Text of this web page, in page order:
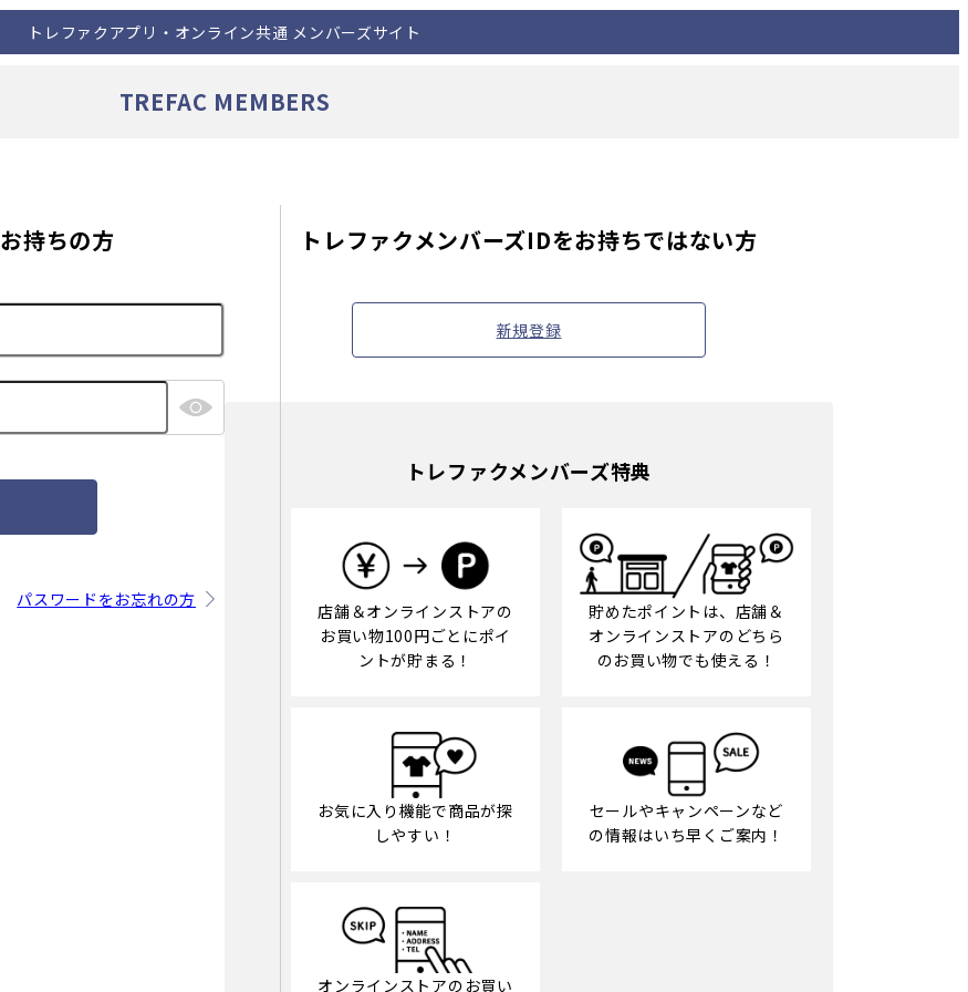
トレファクアプリ・オンライン共通 メンバーズサイト
TREFAC MEMBERS
お持ちの方
パスワードをお忘れの方
トレファクメンバーズIDをお持ちではない方
新規登録
トレファクメンバーズ特典
店舗＆オンラインストアの
お買い物100円ごとにポイ
ントが貯まる！
貯めたポイントは、店舗＆
オンラインストアのどちら
のお買い物でも使える！
お気に入り機能で商品が探
しやすい！
セールやキャンペーンなど
の情報はいち早くご案内！
オンラインストアのお買い